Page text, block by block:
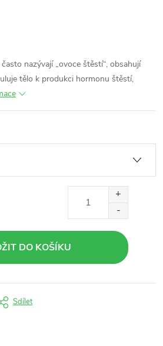
nazývají „ovoce štěstí“, obsahují
tělo k produkci hormonu štěstí,
DO KOŠÍKU
Sdílet